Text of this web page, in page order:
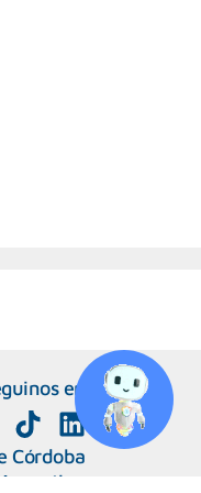
en
Córdoba